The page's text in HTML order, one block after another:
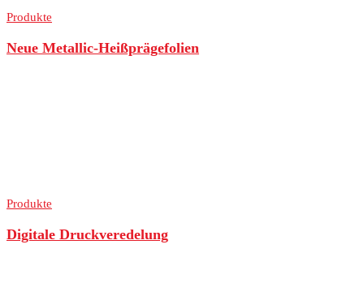
Produkte
Neue Metallic-Heißprägefolien
Produkte
Digitale Druckveredelung